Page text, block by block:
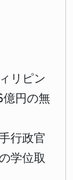
リピン
円の無
行政官
学位取